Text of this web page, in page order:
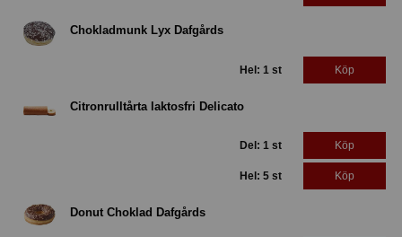
Chokladmunk Lyx Dafgårds
Hel: 1 st Köp
Citronrulltårta laktosfri Delicato
Del: 1 st Köp
Hel: 5 st Köp
Donut Choklad Dafgårds